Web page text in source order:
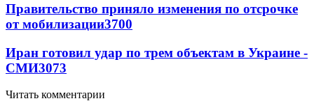
Правительство приняло изменения по отсрочке
от мобилизации3700
Иран готовил удар по трем объектам в Украине -
СМИ3073
Читать комментарии